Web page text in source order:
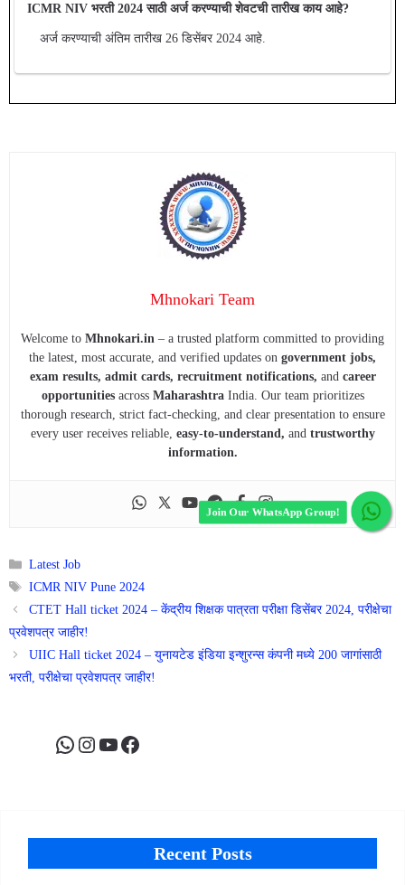
ICMR NIV भरती 2024 साठी अर्ज करण्याची शेवटची तारीख काय आहे?
अर्ज करण्याची अंतिम तारीख 26 डिसेंबर 2024 आहे.
Mhnokari Team
Welcome to Mhnokari.in – a trusted platform committed to providing
the latest, most accurate, and verified updates on government jobs,
exam results, admit cards, recruitment notifications, and career
opportunitiesacross MaharashtraIndia. Our team prioritizes
thorough research, strict fact-checking, and clear presentation to ensure
every user receives reliable, easy-to-understand, andtrustworthy
information.
Categories
Latest Job
Tags
ICMR NIV Pune 2024
CTET Hall ticket 2024 – केंद्रीय शिक्षक पात्रता परीक्षा डिसेंबर 2024, परीक्षेचा
प्रवेशपत्र जाहीर!
UIIC Hall ticket 2024 – युनायटेड इंडिया इन्शुरन्स कंपनी मध्ये 200 जागांसाठी
भरती, परीक्षेचा प्रवेशपत्र जाहीर!
WhatsApp
Instagram
YouTube
Facebook
Recent Posts
Join Our WhatsApp Group!